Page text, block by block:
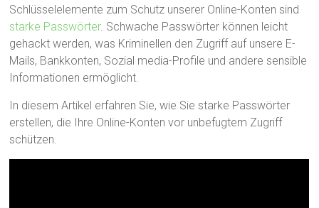
Schlüsselelemente zum Schutz unserer Online-Konten sind
starke Passwörter. Schwache Passwörter können leicht
gehackt werden, was Kriminellen den Zugriff auf unsere E-
Mails, Bankkonten, Sozial media-Profile und andere sensible
Informationen ermöglicht.
In diesem Artikel erfahren Sie, wie Sie starke Passwörter
erstellen, die Ihre Online-Konten vor unbefugtem Zugriff
schützen.